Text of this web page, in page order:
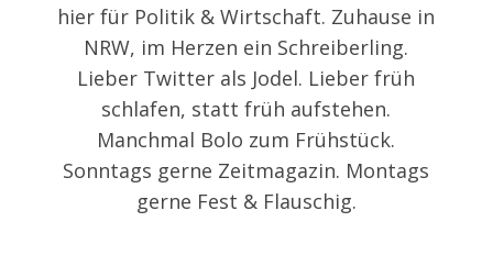
hier für Politik & Wirtschaft. Zuhause in
NRW, im Herzen ein Schreiberling.
Lieber Twitter als Jodel. Lieber früh
schlafen, statt früh aufstehen.
Manchmal Bolo zum Frühstück.
Sonntags gerne Zeitmagazin. Montags
gerne Fest & Flauschig.